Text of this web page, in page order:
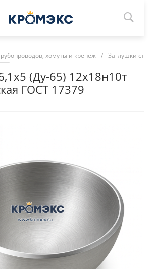
хомуты и крепеж / Заглушки
(Ду-65) 12х18н10т
ГОСТ 17379